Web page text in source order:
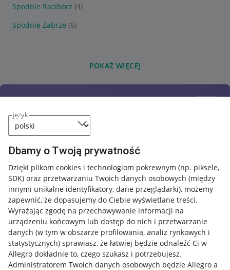
język
Dbamy o Twoją prywatność
Dzięki plikom cookies i technologiom pokrewnym (np. piksele,
SDK) oraz przetwarzaniu Twoich danych osobowych (między
innymi unikalne identyfikatory, dane przeglądarki), możemy
zapewnić, że dopasujemy do Ciebie wyświetlane treści.
Wyrażając zgodę na przechowywanie informacji na
urządzeniu końcowym lub dostęp do nich i przetwarzanie
danych (w tym w obszarze profilowania, analiz rynkowych i
statystycznych) sprawiasz, że łatwiej będzie odnaleźć Ci w
Allegro dokładnie to, czego szukasz i potrzebujesz.
Administratorem Twoich danych osobowych będzie Allegro a
Spodnie Racibórz (4)
Spodnie Zabrze (6)
POKAŻ WIĘCEJ